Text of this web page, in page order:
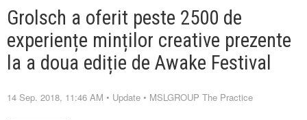
Grolsch a oferit peste 2500 de
experiențe minților creative prezente
la a doua ediție de Awake Festival
14 Sep. 2018, 11:46 AM • Update • MSLGROUP The Practice